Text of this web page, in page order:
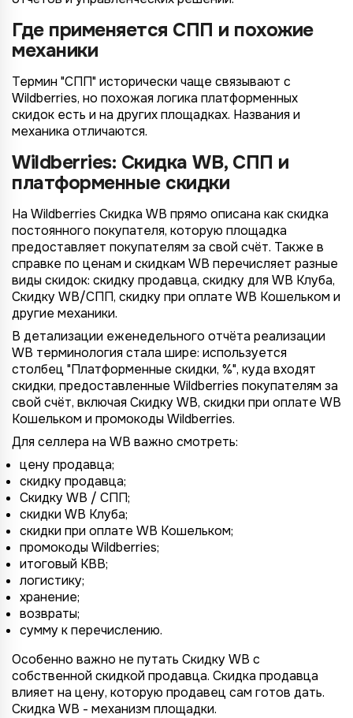
Где применяется СПП и похожие
механики
Термин "СПП" исторически чаще связывают с
Wildberries, но похожая логика платформенных
скидок есть и на других площадках. Названия и
механика отличаются.
Wildberries: Скидка WB, СПП и
платформенные скидки
На Wildberries Скидка WB прямо описана как скидка
постоянного покупателя, которую площадка
предоставляет покупателям за свой счёт. Также в
справке по ценам и скидкам WB перечисляет разные
виды скидок: скидку продавца, скидку для WB Клуба,
Скидку WB/СПП, скидку при оплате WB Кошельком и
другие механики.
В детализации еженедельного отчёта реализации
WB терминология стала шире: используется
столбец "Платформенные скидки, %", куда входят
скидки, предоставленные Wildberries покупателям за
свой счёт, включая Скидку WB, скидки при оплате WB
Кошельком и промокоды Wildberries.
Для селлера на WB важно смотреть:
цену продавца;
скидку продавца;
Скидку WB / СПП;
скидки WB Клуба;
скидки при оплате WB Кошельком;
промокоды Wildberries;
итоговый КВВ;
логистику;
хранение;
возвраты;
сумму к перечислению.
Особенно важно не путать Скидку WB с
собственной скидкой продавца. Скидка продавца
влияет на цену, которую продавец сам готов дать.
Скидка WB - механизм площадки.